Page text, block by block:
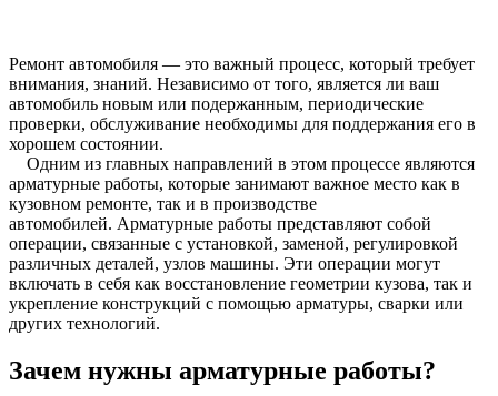
Ремонт автомобиля — это важный процесс, который требует
внимания, знаний. Независимо от того, является ли ваш
автомобиль новым или подержанным, периодические
проверки, обслуживание необходимы для поддержания его в
хорошем состоянии.
Одним из главных направлений в этом процессе являются
арматурные работы, которые занимают важное место как в
кузовном ремонте, так и в производстве
автомобилей. Арматурные работы представляют собой
операции, связанные с установкой, заменой, регулировкой
различных деталей, узлов машины. Эти операции могут
включать в себя как восстановление геометрии кузова, так и
укрепление конструкций с помощью арматуры, сварки или
других технологий.
Зачем нужны арматурные работы?